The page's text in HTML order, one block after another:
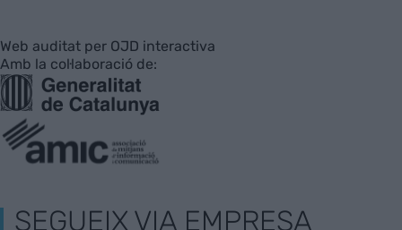
Web auditat per OJD interactiva
Amb la col·laboració de:
SEGUEIX VIA EMPRESA